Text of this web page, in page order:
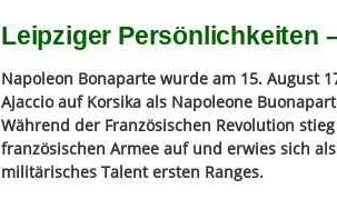
Leipziger Persönlichkeiten
Napoleon Bonaparte wurde am 15. August
Ajaccio auf Korsika als Napoleone
Während der Französischen Revolution
französischen Armee auf und erwies sich
militärisches Talent ersten Ranges.